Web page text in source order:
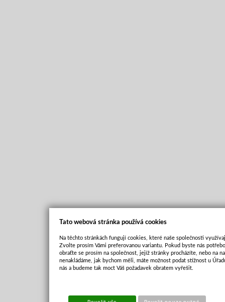
Tato webová stránka používá cookies
Na těchto stránkách fungují cookies, které naše společnosti
Zvolte prosím Vámi preferovanou variantu. Pokud byste nás
obraťte se prosím na společnost, jejíž stránky procházíte, nebo na
nenakládáme, jak bychom měli, máte možnost podat stížnost u
nás a budeme tak moct Váš požadavek obratem vyřešit.